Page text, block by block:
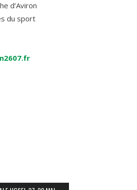
d’Aviron
du sport